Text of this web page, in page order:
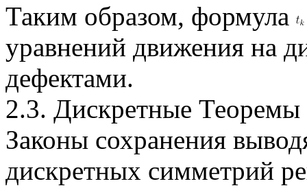
Таким образом, формула
уравнений движения на
дефектами.
2.3. Дискретные Теоремы
Законы сохранения
дискретных симметрий